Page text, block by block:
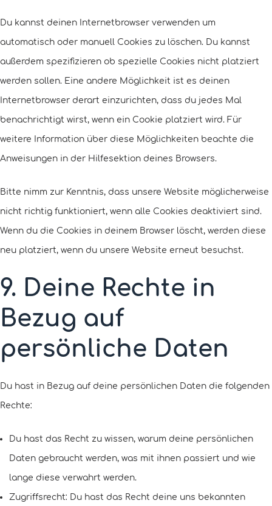
Du kannst deinen Internetbrowser verwenden um
automatisch oder manuell Cookies zu löschen. Du kannst
außerdem spezifizieren ob spezielle Cookies nicht platziert
werden sollen. Eine andere Möglichkeit ist es deinen
Internetbrowser derart einzurichten, dass du jedes Mal
benachrichtigt wirst, wenn ein Cookie platziert wird. Für
weitere Information über diese Möglichkeiten beachte die
Anweisungen in der Hilfesektion deines Browsers.
Bitte nimm zur Kenntnis, dass unsere Website möglicherweise
nicht richtig funktioniert, wenn alle Cookies deaktiviert sind.
Wenn du die Cookies in deinem Browser löscht, werden diese
neu platziert, wenn du unsere Website erneut besuchst.
9. Deine Rechte in
Bezug auf
persönliche Daten
Du hast in Bezug auf deine persönlichen Daten die folgenden
Rechte:
Du hast das Recht zu wissen, warum deine persönlichen
Daten gebraucht werden, was mit ihnen passiert und wie
lange diese verwahrt werden.
Zugriffsrecht: Du hast das Recht deine uns bekannten